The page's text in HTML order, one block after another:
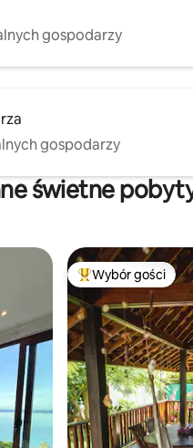
gospodarzy
gospodarzy
świetne
Najpopularniejsze
Wybór gości